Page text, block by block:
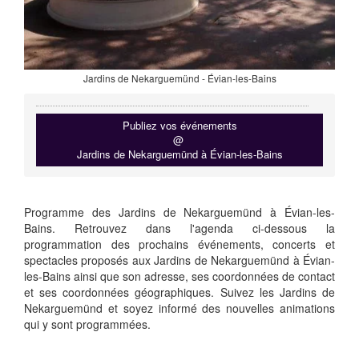
Jardins de Nekarguemünd - Évian-les-Bains
Publiez vos événements
@
Jardins de Nekarguemünd à Évian-les-Bains
Programme des Jardins de Nekarguemünd à Évian-les-
Bains. Retrouvez dans l'agenda ci-dessous la
programmation des prochains événements, concerts et
spectacles proposés aux Jardins de Nekarguemünd à Évian-
les-Bains ainsi que son adresse, ses coordonnées de contact
et ses coordonnées géographiques. Suivez les Jardins de
Nekarguemünd et soyez informé des nouvelles animations
qui y sont programmées.